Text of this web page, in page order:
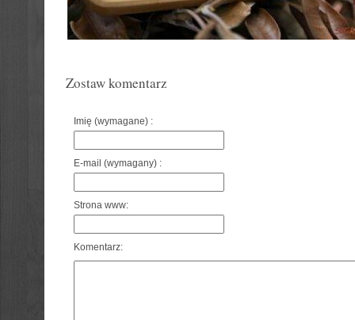
Zostaw komentarz
Imię (wymagane) :
E-mail (wymagany) :
Strona www:
Komentarz: